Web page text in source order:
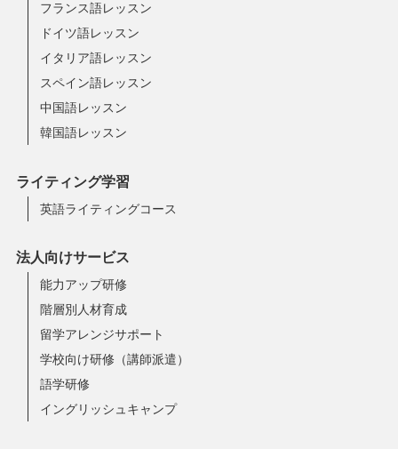
フランス語レッスン
ドイツ語レッスン
イタリア語レッスン
スペイン語レッスン
中国語レッスン
韓国語レッスン
ライティング学習
英語ライティングコース
法人向けサービス
能力アップ研修
階層別人材育成
留学アレンジサポート
学校向け研修（講師派遣）
語学研修
イングリッシュキャンプ